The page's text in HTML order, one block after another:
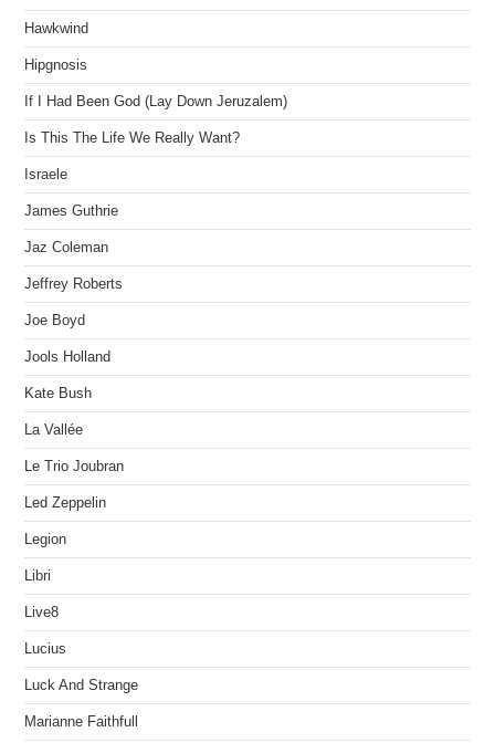
Hawkwind
Hipgnosis
If I Had Been God (Lay Down Jeruzalem)
Is This The Life We Really Want?
Israele
James Guthrie
Jaz Coleman
Jeffrey Roberts
Joe Boyd
Jools Holland
Kate Bush
La Vallée
Le Trio Joubran
Led Zeppelin
Legion
Libri
Live8
Lucius
Luck And Strange
Marianne Faithfull